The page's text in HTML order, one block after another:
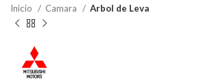
Inicio Camara Arbol de Leva